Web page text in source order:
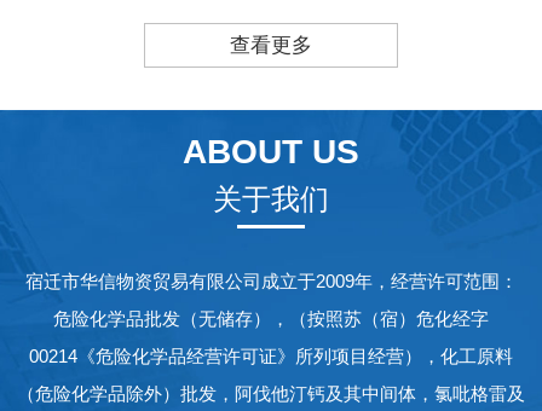
查看更多
ABOUT US
关于我们
宿迁市华信物资贸易有限公司成立于2009年，经营许可范围：
危险化学品批发（无储存），（按照苏（宿）危化经字
00214《危险化学品经营许可证》所列项目经营），化工原料
（危险化学品除外）批发，阿伐他汀钙及其中间体，氯吡格雷及